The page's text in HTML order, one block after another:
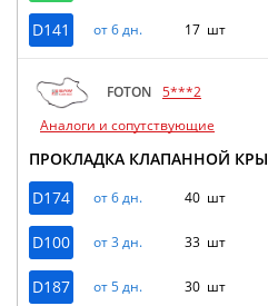
D141 от 6 дн. 17 шт
FOTON 5***2
Аналоги и сопутствующие
ПРОКЛАДКА КЛАПАННОЙ
D174
от 6 дн. 40 шт
D100 от 3 дн. 33 шт
D187 от 5 дн. 30 шт